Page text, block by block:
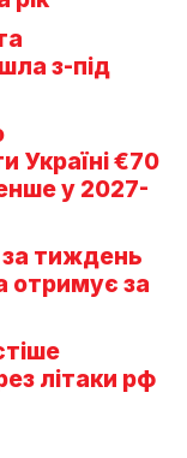
з-під
Україні €70
у 2027-
за тиждень
отримує за
літаки рф